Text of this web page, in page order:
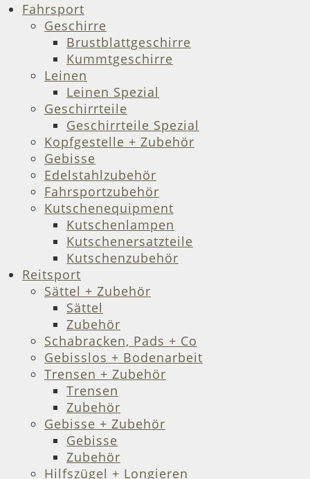
Fahrsport
Geschirre
Brustblattgeschirre
Kummtgeschirre
Leinen
Leinen Spezial
Geschirrteile
Geschirrteile Spezial
Kopfgestelle + Zubehör
Gebisse
Edelstahlzubehör
Fahrsportzubehör
Kutschenequipment
Kutschenlampen
Kutschenersatzteile
Kutschenzubehör
Reitsport
Sättel + Zubehör
Sättel
Zubehör
Schabracken, Pads + Co
Gebisslos + Bodenarbeit
Trensen + Zubehör
Trensen
Zubehör
Gebisse + Zubehör
Gebisse
Zubehör
Hilfszügel + Longieren